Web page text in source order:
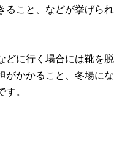
こと、などが挙げられ
どに行く場合には靴を
がかかること、冬場に
。